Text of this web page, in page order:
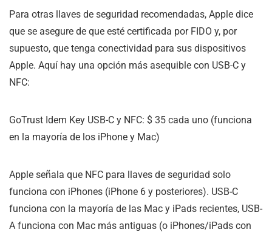
Para otras llaves de seguridad recomendadas, Apple dice
que se asegure de que esté certificada por FIDO y, por
supuesto, que tenga conectividad para sus dispositivos
Apple. Aquí hay una opción más asequible con USB-C y
NFC:
GoTrust Idem Key USB-C y NFC: $ 35 cada uno (funciona
en la mayoría de los iPhone y Mac)
Apple señala que NFC para llaves de seguridad solo
funciona con iPhones (iPhone 6 y posteriores). USB-C
funciona con la mayoría de las Mac y iPads recientes, USB-
A funciona con Mac más antiguas (o iPhones/iPads con